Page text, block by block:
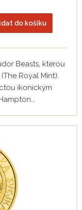
do košíku
Beasts, kterou
Royal Mint).
ikonickým